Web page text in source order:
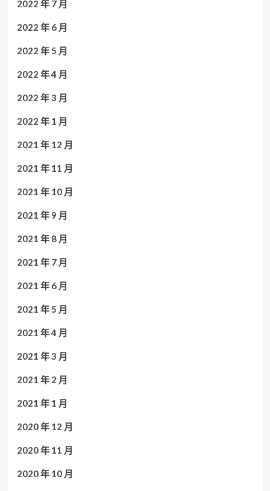
2022 年 7 月
2022 年 6 月
2022 年 5 月
2022 年 4 月
2022 年 3 月
2022 年 1 月
2021 年 12 月
2021 年 11 月
2021 年 10 月
2021 年 9 月
2021 年 8 月
2021 年 7 月
2021 年 6 月
2021 年 5 月
2021 年 4 月
2021 年 3 月
2021 年 2 月
2021 年 1 月
2020 年 12 月
2020 年 11 月
2020 年 10 月